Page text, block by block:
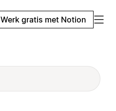
Werk gratis met Notion